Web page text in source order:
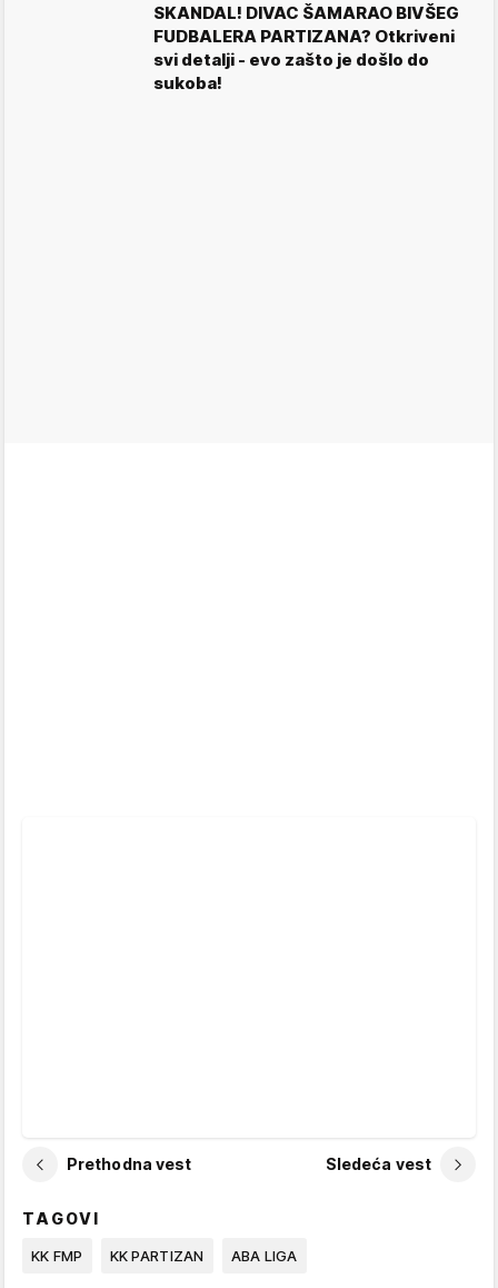
SKANDAL! DIVAC ŠAMARAO BIVŠEG
FUDBALERA PARTIZANA? Otkriveni
svi detalji - evo zašto je došlo do
sukoba!
Prethodna vest Sledeća vest
TAGOVI
KK FMP KK PARTIZAN ABA LIGA